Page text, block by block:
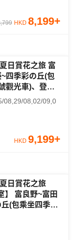
HKD 8,199+
日賞花之旅 富
四季彩の丘(包
觀光車)、登別
企鵝巡遊、洞
魚故鄉
08,29/08,02/09,0
HKD 9,199+
日賞花之旅
】 富良野~富田
(包乘坐四季彩
營瀧野鈴蘭丘
花田)